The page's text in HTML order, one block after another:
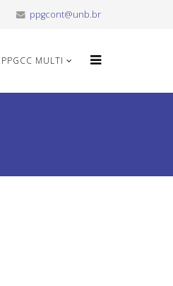
ppgcont@unb.br
PPGCC MULTI